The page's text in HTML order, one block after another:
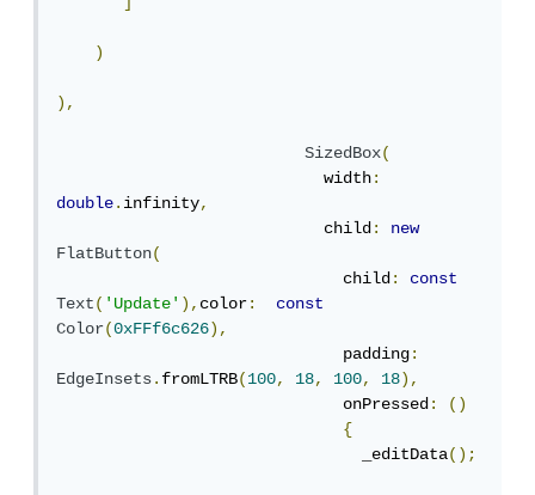
)
),
SizedBox(
                            width
:
double.infinity,
                            child
:
new
FlatButton(
                              child
:
const
Text('Update'),color:
const
Color(0xFFf6c626),
                              padding
:
EdgeInsets.fromLTRB(100, 18, 100, 18),
                              onPressed
:
()
{
                                _editData
();